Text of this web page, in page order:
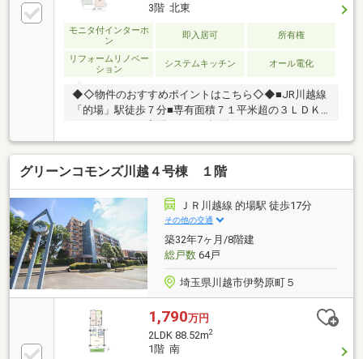
3階 北東
モニタ付インターホ
ン
即入居可 所有権
リフォームリノベー
ション
システムキッチン オール電化
◆◇物件のおすすめポイントはこちら◇◆■JR川越線
「的場」駅徒歩７分■専有面積７１平米超の３ＬＤＫ■
ケットプレイス、コーナンなど、毎日のお買い物に便
利な施設が充実■小・中学校、保育園などが徒歩圏内
に揃う住環境◆◇新規内装リフォーム実施予定（令和
8年6月中旬完了済み）◇◆■新規交換／システムキッ
チン、トイレ、洗面化粧台、浴室乾燥機付きユニット
バス■和室／畳表替え、襖・障子貼替え■その他／全室
フローリング張替え、壁・天井クロス貼換え 等
グリーンコモンズ川越４号棟 １階
ＪＲ川越線 的場駅 徒歩17分
その他の交通
築32年7ヶ月/8階建
総戸数64戸
埼玉県川越市伊勢原町５
1,790万円
2LDK 88.52m2
1階 南